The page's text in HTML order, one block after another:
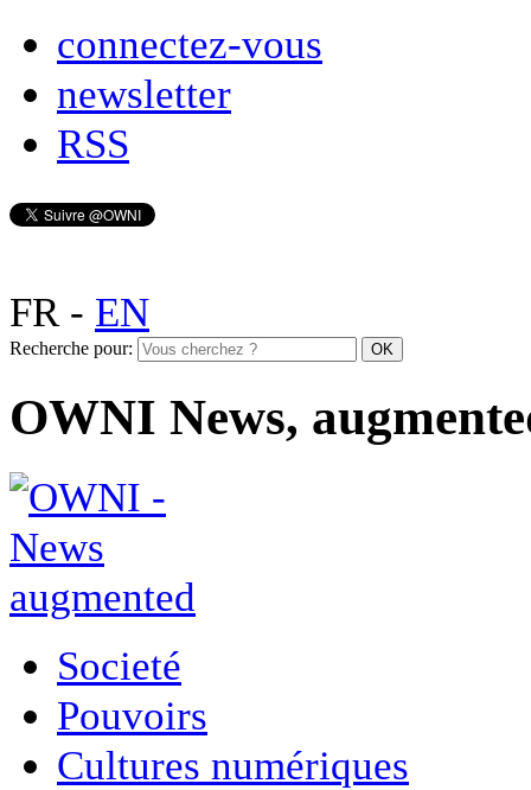
connectez-vous
newsletter
RSS
FR- EN
Recherche pour:
OWNI News,
Societé
Pouvoirs
Cultures numériques